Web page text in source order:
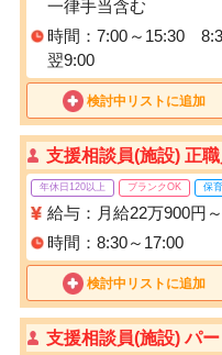
一律手当含む
時間：7:00～15:30
翌9:00
検討中リストに追加
支援相談員(施設) 正
年休日120以上 ブランクOK 保
給与：月給22万900円
時間：8:30～17:00
検討中リストに追加
支援相談員(施設) パー